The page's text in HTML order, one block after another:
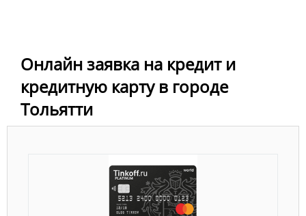
Онлайн заявка на кредит и
кредитную карту в городе
Тольятти